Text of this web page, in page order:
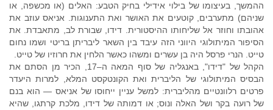
ההמשך, בעיצומו של בילוי אידילי בחיק הטבע: האלים (או מכשפה, או
שניהם) מתערבים, קוטעים את האושר ואת התענוגות. אניאס עוזב את
אהובתו וחוזר אל שליחותו ההיסטורית. דידו, שבורת לב, מתאבדת. את
הסיפור המיתולוגי היווני הזה עיבד בין השאר ליבריתן בריטי ושמו נחום
טייט. הנרי פרסל היה בן עשרים ומשהו כאשר הלחין את חרוזיו של טייט.
הקהל של "דידו", באנגליה של סוף המאה ה–17, הכיר מן הסתם את
הבסיס המיתולוגי של הליברית ואת הקונטקסט המלא, למרות היעדר
פרטים רלוונטיים מהליברית: למשל עניין ייחוסו של אניאס — הוא בנם
של רועה בקר ושל האלה ונוס; או דמותה של דידו, מלכת קרתגו, שהיא